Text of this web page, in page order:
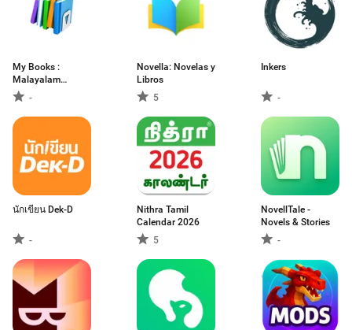
My Books :
Malayalam
Library
-
Novella: Novelas y
Libros
5
Inkers
-
นักเขียน Dek-D
-
Nithra Tamil
Calendar 2026
5
NovellTale -
Novels & Stories
-